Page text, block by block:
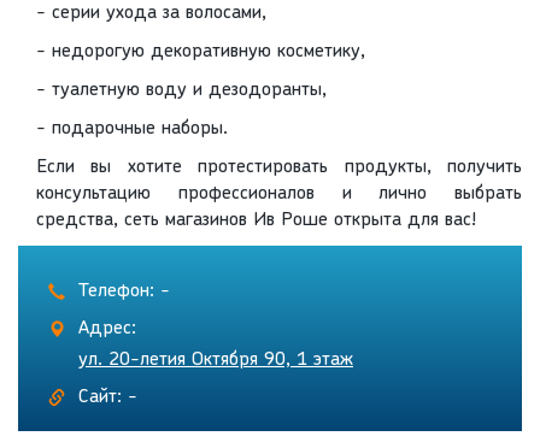
- серии ухода за волосами,
- недорогую декоративную косметику,
- туалетную воду и дезодоранты,
- подарочные наборы.
Если вы хотите протестировать продукты, получить
консультацию профессионалов и лично выбрать
средства, сеть магазинов Ив Роше открыта для вас!
Телефон: -
Адрес:
ул. 20-летия Октября 90, 1 этаж
Сайт: -